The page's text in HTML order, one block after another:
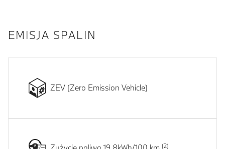
EMISJA SPALIN
ZEV (Zero Emission Vehicle)